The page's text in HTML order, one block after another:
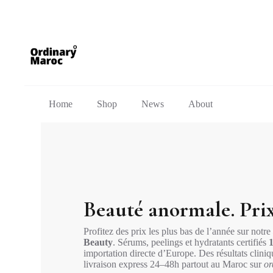
Home Shop News About
Beauté anormale.
Profitez des prix les plus bas de l’année sur
Beauty. Sérums, peelings et hydratants certifiés
importation directe d’Europe. Des résultats
livraison express 24–48h partout au Maroc sur